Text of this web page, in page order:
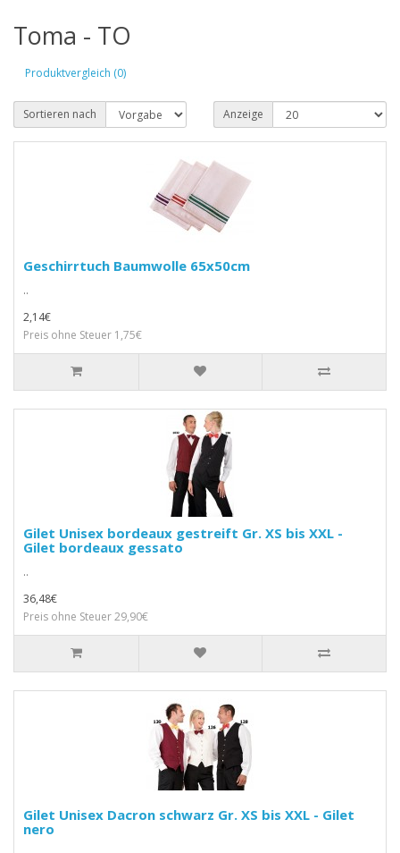
Toma - TO
Produktvergleich (0)
Sortieren nach Anzeige
Geschirrtuch Baumwolle 65x50cm
..
2,14€
Preis ohne Steuer 1,75€
Gilet Unisex bordeaux gestreift Gr. XS bis XXL -
Gilet bordeaux gessato
..
36,48€
Preis ohne Steuer 29,90€
Gilet Unisex Dacron schwarz Gr. XS bis XXL - Gilet
nero